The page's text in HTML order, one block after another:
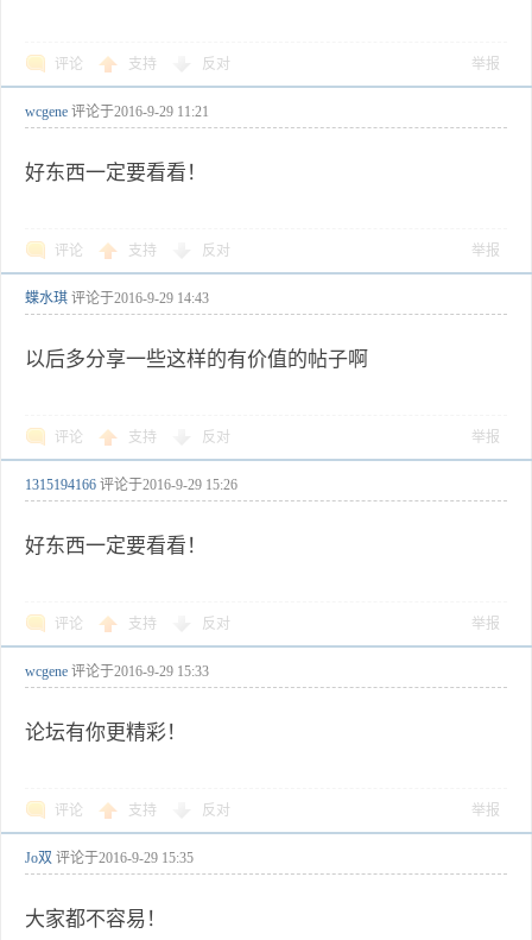
评论 支持 反对 举报
wcgene 评论于2016-9-29 11:21
好东西一定要看看！
评论 支持 反对 举报
蝶水琪 评论于2016-9-29 14:43
以后多分享一些这样的有价值的帖子啊
评论 支持 反对 举报
1315194166 评论于2016-9-29 15:26
好东西一定要看看！
评论 支持 反对 举报
wcgene 评论于2016-9-29 15:33
论坛有你更精彩！
评论 支持 反对 举报
Jo双 评论于2016-9-29 15:35
大家都不容易！